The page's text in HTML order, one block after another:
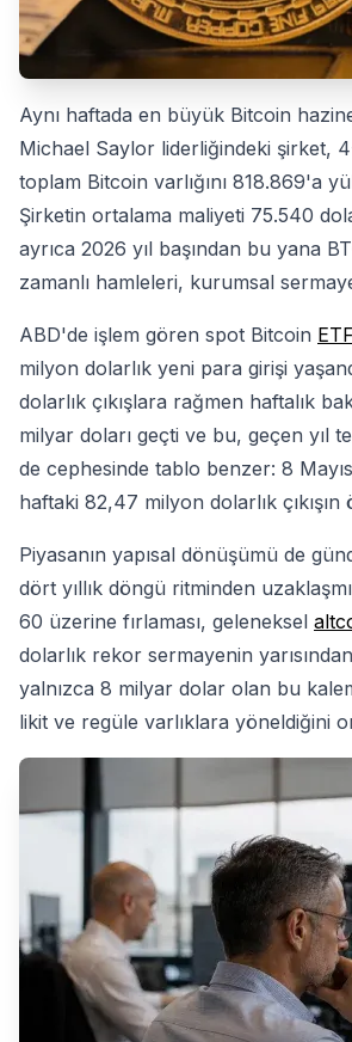
Aynı haftada en büyük Bitcoin
Michael Saylor liderliğindeki şirket,
toplam Bitcoin varlığını 818.869'a
Şirketin ortalama maliyeti 75.540
ayrıca 2026 yıl başından bu yana
zamanlı hamleleri, kurumsal
ABD'de işlem gören spot Bitcoin
milyon dolarlık yeni para girişi
dolarlık çıkışlara rağmen haftalık
milyar doları geçti ve bu, geçen yıl
de cephesinde tablo benzer: 8
haftaki 82,47 milyon dolarlık
Piyasanın yapısal dönüşümü de
dört yıllık döngü ritminden
60 üzerine fırlaması, geleneksel
dolarlık rekor sermayenin
yalnızca 8 milyar dolar olan bu
likit ve regüle varlıklara yöneldiğini